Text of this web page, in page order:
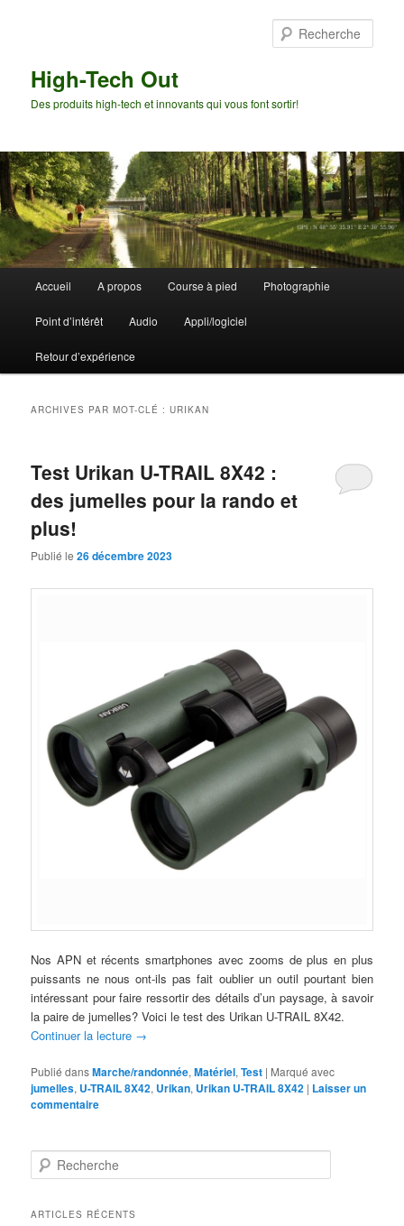
High-Tech Out
Des produits high-tech et innovants qui vous font sortir!
principal
Accueil A propos Course à pied Photographie
Point d’intérêt Audio Appli/logiciel
Retour d’expérience
ARCHIVES PAR MOT-CLÉ :URIKAN
Test Urikan U-TRAIL 8X42 :
des jumelles pour la rando et
plus!
Publié le26 décembre 2023
Nos APN et récents smartphones avec zooms de plus en plus
puissants ne nous ont-ils pas fait oublier un outil pourtant bien
intéressant pour faire ressortir des détails d’un paysage, à savoir
la paire de jumelles? Voici le test des Urikan U-TRAIL 8X42.
Continuer la lecture →
Publié dansMarche/randonnée,Matériel,Test | Marqué avec
jumelles, U-TRAIL 8X42, Urikan, Urikan U-TRAIL 8X42 | Laisser un
commentaire
e
h
ARTICLES RÉCENTS